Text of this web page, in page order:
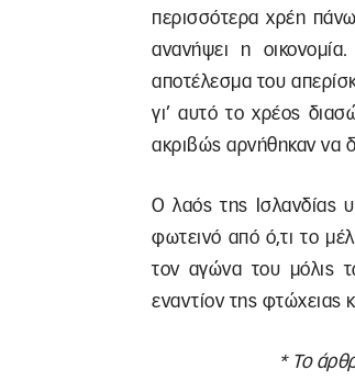
περισσότερα χρέη
ανανήψει η
αποτέλεσμα του
γι’ αυτό το χρέος
ακριβώς αρνήθηκαν να
Ο λαός της Ισλανδίας
φωτεινό από ό,τι το
τον αγώνα του μόλις
εναντίον της φτώχειας
* Το